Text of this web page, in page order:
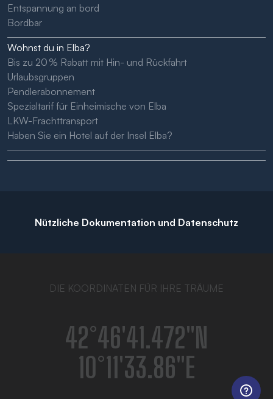
Entspannung an bord
Bordbar
Wohnst du in Elba?
Bis zu 20 % Rabatt mit Hin- und Rückfahrt
Urlaubsgruppen
Pendlerabonnement
Spezialtarif für Einheimische von Elba
LKW-Frachttransport
Haben Sie ein Hotel auf der Insel Elba?
Nützliche Dokumentation und Datenschutz
DIE KOORDINATEN FÜR IHRE TRÄUME
42°46′41.472″N
10°11′33.86″E